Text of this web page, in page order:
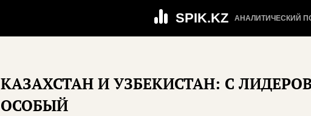
SPIK.KZ АНАЛИТИЧЕСКИЙ
КАЗАХСТАН И УЗБЕКИСТАН: С
ОСОБЫЙ